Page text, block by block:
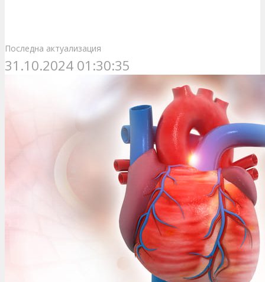
Последна актуализация
31.10.2024 01:30:35